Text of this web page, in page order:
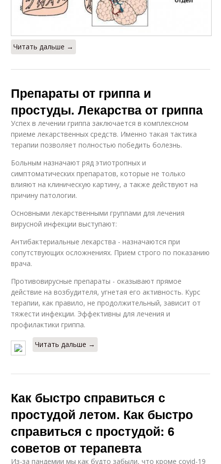
Читать дальше →
Препараты от гриппа и
простуды. Лекарства от гриппа
Успех в лечении гриппа заключается в комплексном
приеме лекарственных средств. Именно такая тактика
терапии позволяет полностью победить болезнь.
Больным назначают ряд этиотропных и
симптоматических препаратов, которые не только
влияют на клиническую картину, а также действуют на
причину патологии.
Основными лекарственными группами для лечения
вирусной инфекции выступают:
Антибактериальные лекарства - назначаются при
сопутствующих осложнениях. Прием строго по показанию
врача.
Противовирусные препараты - оказывают прямое
действие на возбудителя, угнетая его активность. Курс
терапии, как правило, не продолжительный, зависит от
тяжести инфекции. Эффективны для лечения и
профилактики гриппа.
Читать дальше →
Как быстро справиться с
простудой летом. Как быстро
справиться с простудой: 6
советов от терапевта
Из-за пандемии мы как будто забыли, что кроме covid-19